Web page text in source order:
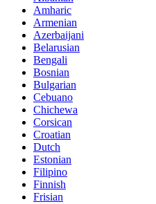
Amharic
Armenian
Azerbaijani
Belarusian
Bengali
Bosnian
Bulgarian
Cebuano
Chichewa
Corsican
Croatian
Dutch
Estonian
Filipino
Finnish
Frisian